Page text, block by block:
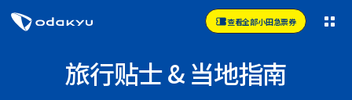
查看全部小田急票券
旅行贴士 & 当地指南